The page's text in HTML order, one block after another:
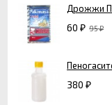
Дрожжи
60 ₽ 95₽
380 ₽